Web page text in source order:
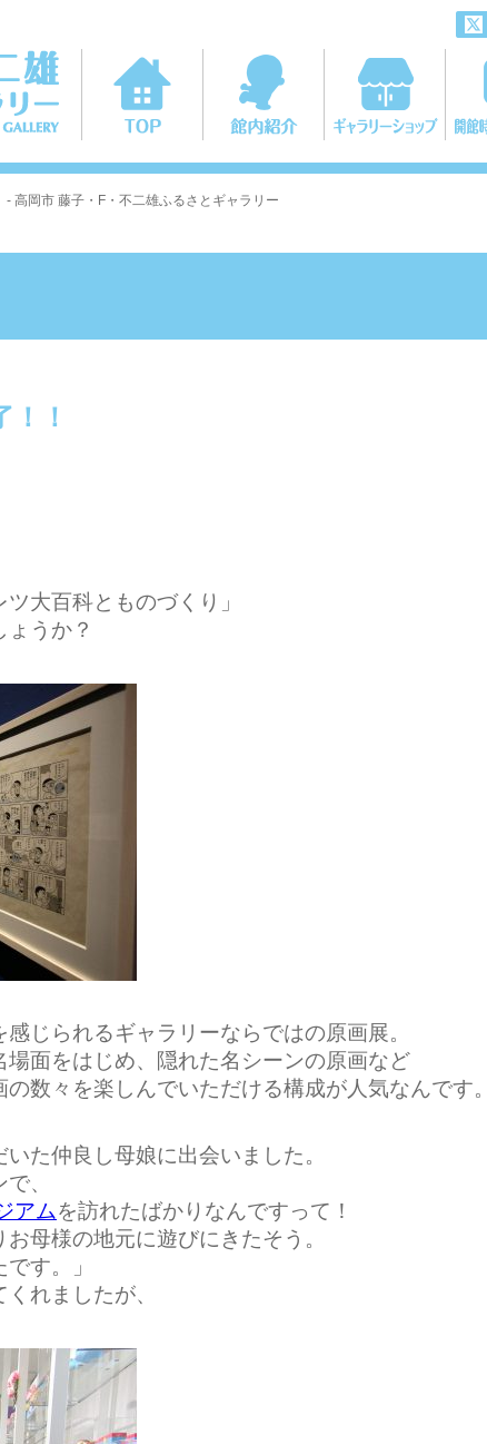
- 高岡市 藤子・F・不二雄ふるさとギャラリー
！
大百科とものづくり」
うか？
じられるギャラリーならではの原画展。
場面をはじめ、隠れた名シーンの原画など
数々を楽しんでいただける構成が人気なんです。
た仲良し母娘に出会いました。
、
アムを訪れたばかりなんですって！
母様の地元に遊びにきたそう。
す。」
れましたが、